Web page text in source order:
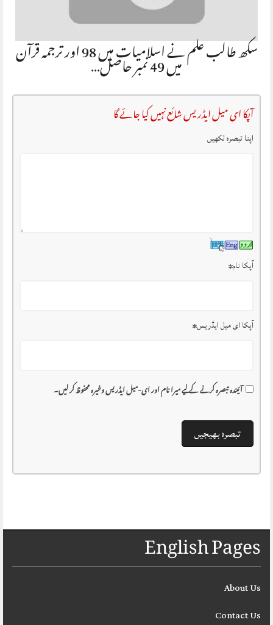
سکھ طالب علم نے اسلامیات میں 98 اور ترجمہ قرآن میں 49 نمبر حاصل…
آپکا ای میل ایڈریس شائع نہیں کیا جائے گا
اپنا تبصرہ لکھیں
آپکا نام*
آپکا ای میل ایڈریس*
آئیندہ تبصرہ کرنے کے لیے میرا نام اور ای-میل ایڈریس وغیرہ محفوظ کر لیں۔
English Pages
About Us
Contact Us